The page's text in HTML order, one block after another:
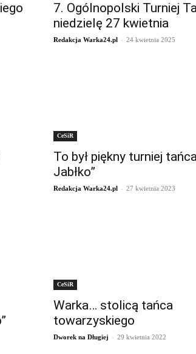
7. Ogólnopolski Turniej
niedzielę 27 kwietnia
Redakcja Warka24.pl - 24 kwietnia 2025
CeSiR
To był piękny turniej
Jabłko”
Redakcja Warka24.pl - 27 kwietnia 2023
CeSiR
Warka… stolicą tańca
towarzyskiego
Dworek na Długiej - 29 kwietnia 2022